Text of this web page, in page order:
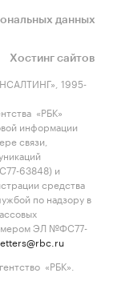
темпы
В то же
жизни
всего 7,9%
не дотянув
росли три
и в IV
динамику.
от
данных
Хостинг сайтов
1995-
«РБК»
информации
связи,
63848) и
средства
по надзору в
ЭЛ №ФС77-
«РБК».